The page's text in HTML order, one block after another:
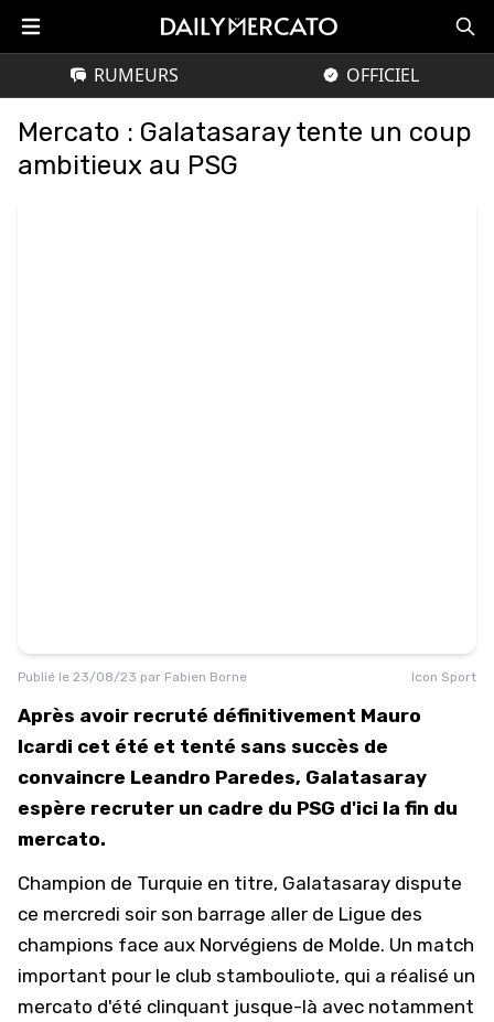
RUMEURS OFFICIEL
Mercato : Galatasaray tente un coup
ambitieux au PSG
Publié le 23/08/23 par Fabien Borne Icon Sport
Après avoir recruté définitivement Mauro
Icardi cet été et tenté sans succès de
convaincre Leandro Paredes, Galatasaray
espère recruter un cadre du PSG d'ici la fin du
mercato.
Champion de Turquie en titre, Galatasaray dispute
ce mercredi soir son barrage aller de Ligue des
champions face aux Norvégiens de Molde. Un match
important pour le club stambouliote, qui a réalisé un
mercato d'été clinquant jusque-là avec notamment